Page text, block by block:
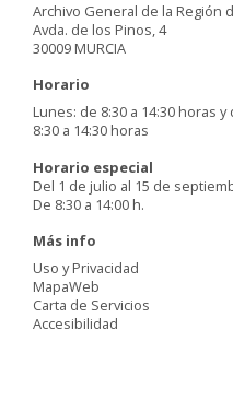
Archivo General de la Región
Avda. de los Pinos, 4
30009 MURCIA
Horario
Lunes: de 8:30 a 14:30 horas
8:30 a 14:30 horas
Horario especial
Del 1 de julio al 15 de
De 8:30 a 14:00 h.
Más info
Uso y Privacidad
MapaWeb
Carta de Servicios
Accesibilidad